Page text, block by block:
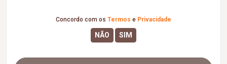
Concordo com os Termos e Privacidade